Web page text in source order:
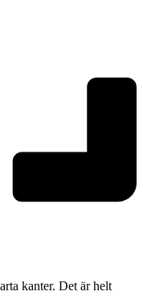
kanter. Det är helt